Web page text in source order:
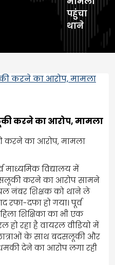
पहुंचा
थाने
करने का आरोप, मामला
करने का आरोप, मामला
माध्यमिक विद्यालय में
करने का आरोप सामने
नंबर शिक्षक को थाने ले
दफा हो गया। पूर्व
शिक्षिका का भी एक
हो रहा है वायरल वीडियो में
छात्राओं के साथ बदसलूकी और
देने का आरोप लगा रही